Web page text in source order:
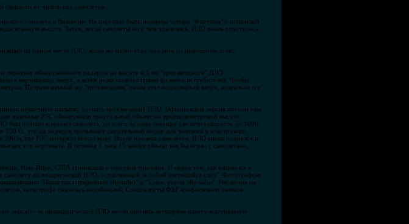
от чилийских самолетов...
самолета в Валенсии. На перехват были подняты четыре "Фантома" с испанской
высоту. Затем, когда самолеты ни с чем удалились, НЛО вновь опустились
на одном месте НЛО, когда же пилот стал заходить на повторную атаку,
перехват обнаруженного радаром на высоте 4,5 км "трехзвездного" НЛО
вертикально вверх, а затем резко полетел прямо на звено истребителей. Чтобы
Потревоженный же "трехзвездник" снова стал подниматься вверх, визуально и с
неудачную попытку догнать трехзвездный НЛО. Официальная версия погони нам
наземные РЛС обнаружили треугольный объект на трехкилометровой высоте
был пойман в прицел самолета, он всего за одну секунду увеличил скорость до 1800
G, что на порядок превышает смертельный порог для человека и конструкции
м, где РЛС потеряли его из виду. После пролета самолетов, НЛО вновь поднялся и
его перехвата. В течение 1 часа 15 минут объект как бы играл с самолетами,
Нью-Йорк, США произошла очередная трагедия. И перед тем, как взорвался в
цилиндрический НЛО, оставляющий за собой светящийся след". Фотографию
"Пакистан интэрнэшнл эйрлайнз" и "Транс уорлд эйрлайнз". Несмотря на
катастрофа оказалась неизбежной. Специалисты ФБР конфисковали снимок
версий - за цилиндрический НЛО могли принять летящуюю ракету выпущенную